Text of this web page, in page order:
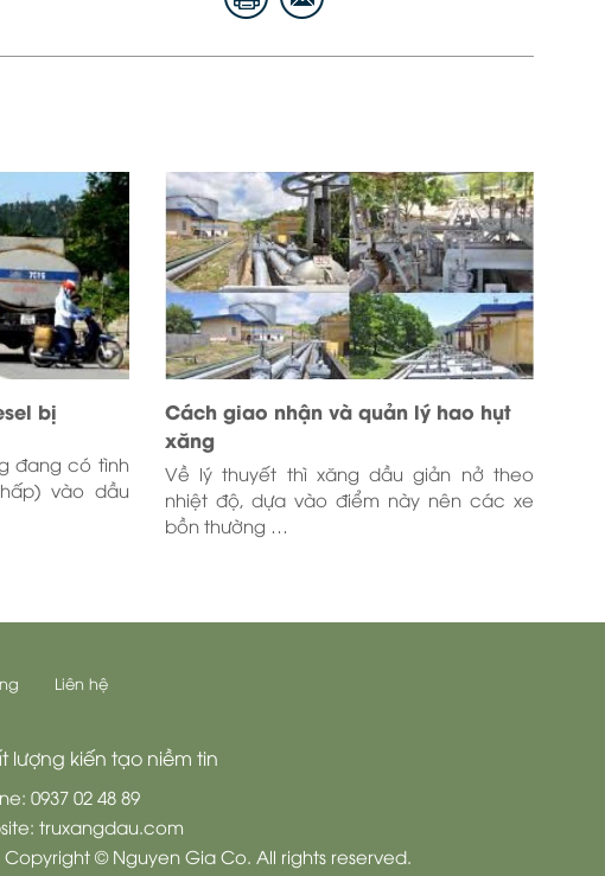
bị
đang có tình
vào dầu
Cách giao nhận và quản lý hao hụt
xăng
Về lý thuyết thì xăng dầu giản nở theo
nhiệt độ, dựa vào điểm này nên các xe
bồn thường …
Liên hệ
lượng kiến tạo niềm tin
0937 02 48 89
truxangdau.com
Copyright © Nguyen Gia Co. All rights reserved.